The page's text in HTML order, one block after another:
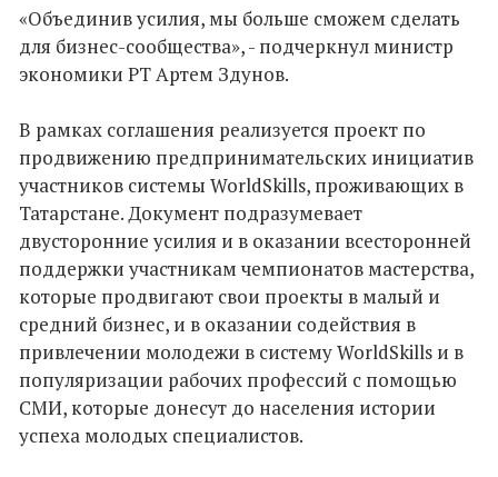
«Объединив усилия, мы больше сможем сделать
для бизнес-сообщества», - подчеркнул министр
экономики РТ Артем Здунов.
В рамках соглашения реализуется проект по
продвижению предпринимательских инициатив
участников системы WorldSkills, проживающих в
Татарстане. Документ подразумевает
двусторонние усилия и в оказании всесторонней
поддержки участникам чемпионатов мастерства,
которые продвигают свои проекты в малый и
средний бизнес, и в оказании содействия в
привлечении молодежи в систему WorldSkills и в
популяризации рабочих профессий с помощью
СМИ, которые донесут до населения истории
успеха молодых специалистов.